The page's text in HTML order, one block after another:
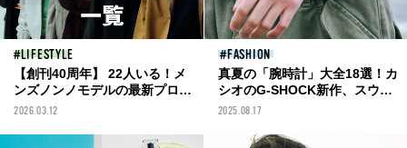
LIFESTYLE
【創刊40周年】 22人いる！メ
ンズノンノモデルの最新プロフ
ィール＆登場記事を一覧でチェ
2026.03.12
FASHION
真夏の「腕時計」大全18選！カ
シオのG-SHOCK新作、スウォ
ッチ超級コラボ、1万円以下裏
インが集結！
2025.08.17